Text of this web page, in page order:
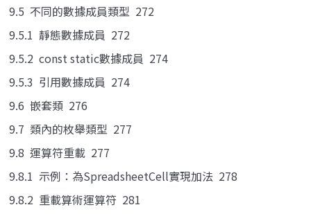
9.5 不同的數據成員類型 272
9.5.1 靜態數據成員 272
9.5.2 const static數據成員 274
9.5.3 引用數據成員 274
9.6 嵌套類 276
9.7 類內的枚舉類型 277
9.8 運算符重載 277
9.8.1 示例：為SpreadsheetCell實現加法 278
9.8.2 重載算術運算符 281